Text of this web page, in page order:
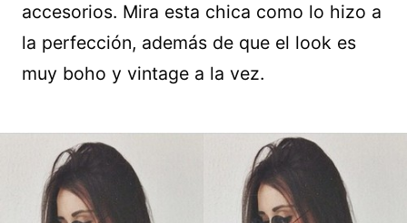
accesorios. Mira esta chica como lo hizo a
la perfección, además de que el look es
muy boho y vintage a la vez.